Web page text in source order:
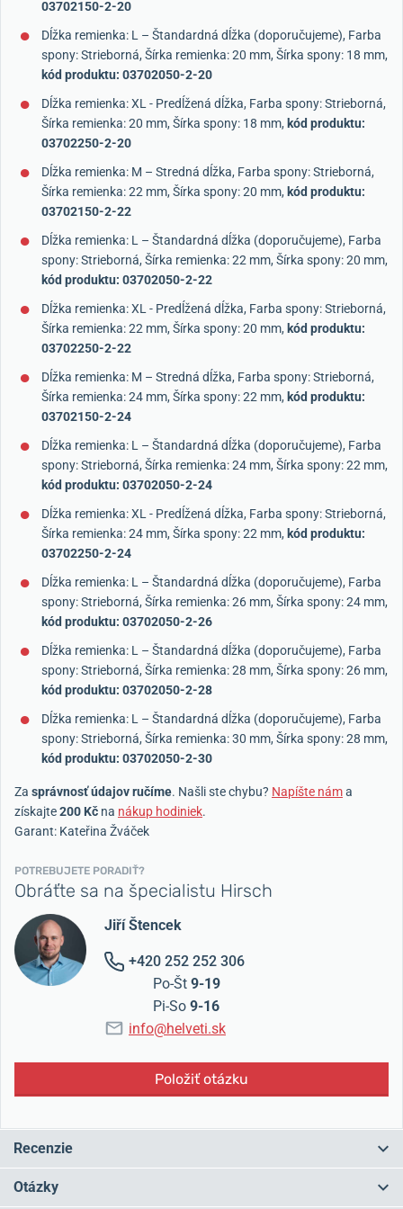
03702150-2-20
Dĺžka remienka: L – Štandardná dĺžka (doporučujeme), Farba
spony: Strieborná, Šírka remienka: 20 mm, Šírka spony: 18 mm,
kód produktu: 03702050-2-20
Dĺžka remienka: XL - Predĺžená dĺžka, Farba spony: Strieborná,
Šírka remienka: 20 mm, Šírka spony: 18 mm, kód produktu:
03702250-2-20
Dĺžka remienka: M – Stredná dĺžka, Farba spony: Strieborná,
Šírka remienka: 22 mm, Šírka spony: 20 mm, kód produktu:
03702150-2-22
Dĺžka remienka: L – Štandardná dĺžka (doporučujeme), Farba
spony: Strieborná, Šírka remienka: 22 mm, Šírka spony: 20 mm,
kód produktu: 03702050-2-22
Dĺžka remienka: XL - Predĺžená dĺžka, Farba spony: Strieborná,
Šírka remienka: 22 mm, Šírka spony: 20 mm, kód produktu:
03702250-2-22
Dĺžka remienka: M – Stredná dĺžka, Farba spony: Strieborná,
Šírka remienka: 24 mm, Šírka spony: 22 mm, kód produktu:
03702150-2-24
Dĺžka remienka: L – Štandardná dĺžka (doporučujeme), Farba
spony: Strieborná, Šírka remienka: 24 mm, Šírka spony: 22 mm,
kód produktu: 03702050-2-24
Dĺžka remienka: XL - Predĺžená dĺžka, Farba spony: Strieborná,
Šírka remienka: 24 mm, Šírka spony: 22 mm, kód produktu:
03702250-2-24
Dĺžka remienka: L – Štandardná dĺžka (doporučujeme), Farba
spony: Strieborná, Šírka remienka: 26 mm, Šírka spony: 24 mm,
kód produktu: 03702050-2-26
Dĺžka remienka: L – Štandardná dĺžka (doporučujeme), Farba
spony: Strieborná, Šírka remienka: 28 mm, Šírka spony: 26 mm,
kód produktu: 03702050-2-28
Dĺžka remienka: L – Štandardná dĺžka (doporučujeme), Farba
spony: Strieborná, Šírka remienka: 30 mm, Šírka spony: 28 mm,
kód produktu: 03702050-2-30
Za správnosť údajov ručíme. Našli ste chybu? Napíšte náma
získajte200 Kč na nákup hodiniek.
Garant: Kateřina Žváček
POTREBUJETE PORADIŤ?
Obráťte sa na špecialistu Hirsch
Jiří Štencek
+420 252 252 306
Po-Št 9-19
Pi-So 9-16
info@helveti.sk
Položiť otázku
Recenzie
Otázky